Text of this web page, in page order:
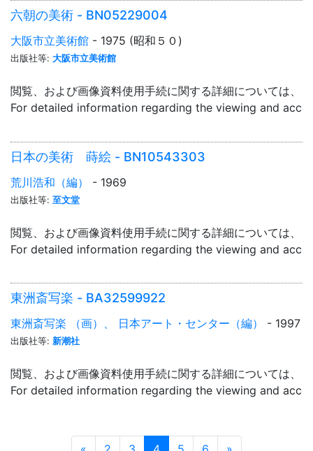
六朝の美術 - BN05229004
大阪市立美術館 - 1975 (昭和５０)
出版社等: 大阪市立美術館
閲覧、および画像資料使用手続に関する詳細については、「
For detailed information regarding the viewing and
日本の美術 蒔絵 - BN10543303
荒川浩和（編） - 1969
出版社等: 至文堂
閲覧、および画像資料使用手続に関する詳細については、「
For detailed information regarding the viewing and
東洲斎写楽 - BA32599922
東洲斎写楽 （画）、 日本アート・センター（編） - 1997
出版社等: 新潮社
閲覧、および画像資料使用手続に関する詳細については、「
For detailed information regarding the viewing and
Prev Next